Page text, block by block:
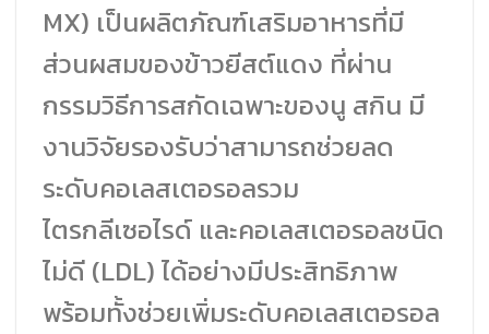
MX) เป็นผลิตภัณฑ์เสริมอาหารที่มี
ส่วนผสมของข้าวยีสต์แดง ที่ผ่าน
กรรมวิธีการสกัดเฉพาะของนู สกิน มี
งานวิจัยรองรับว่าสามารถช่วยลด
ระดับคอเลสเตอรอลรวม
ไตรกลีเซอไรด์ และคอเลสเตอรอลชนิด
ไม่ดี (LDL) ได้อย่างมีประสิทธิภาพ
พร้อมทั้งช่วยเพิ่มระดับคอเลสเตอรอล